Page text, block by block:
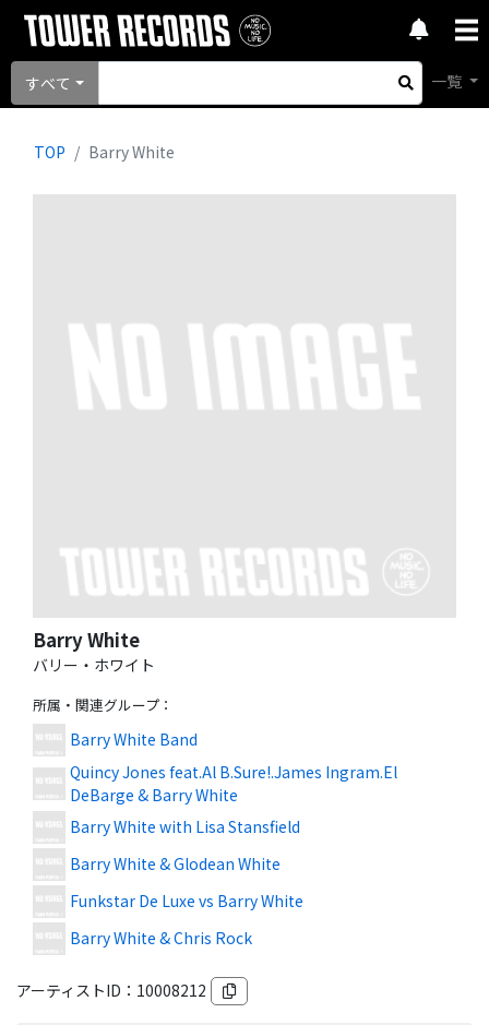
すべて 一覧
TOP Barry White
Barry White
バリー・ホワイト
所属・関連グループ ：
Barry White Band
Quincy Jones feat.Al B.Sure!.James Ingram.El
DeBarge & Barry White
Barry White with Lisa Stansfield
Barry White & Glodean White
Funkstar De Luxe vs Barry White
Barry White & Chris Rock
アーティストID： 10008212